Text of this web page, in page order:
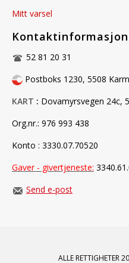
Mitt varsel
Kontaktinformasjon
52 81 20 31
Postboks 1230, 5508
KART : Dovamyrsvegen 24c,
Org.nr.: 976 993 438
Konto : 3330.07.70520
Gaver - givertjeneste:
Send e-post
ALLE RETTIGHETER